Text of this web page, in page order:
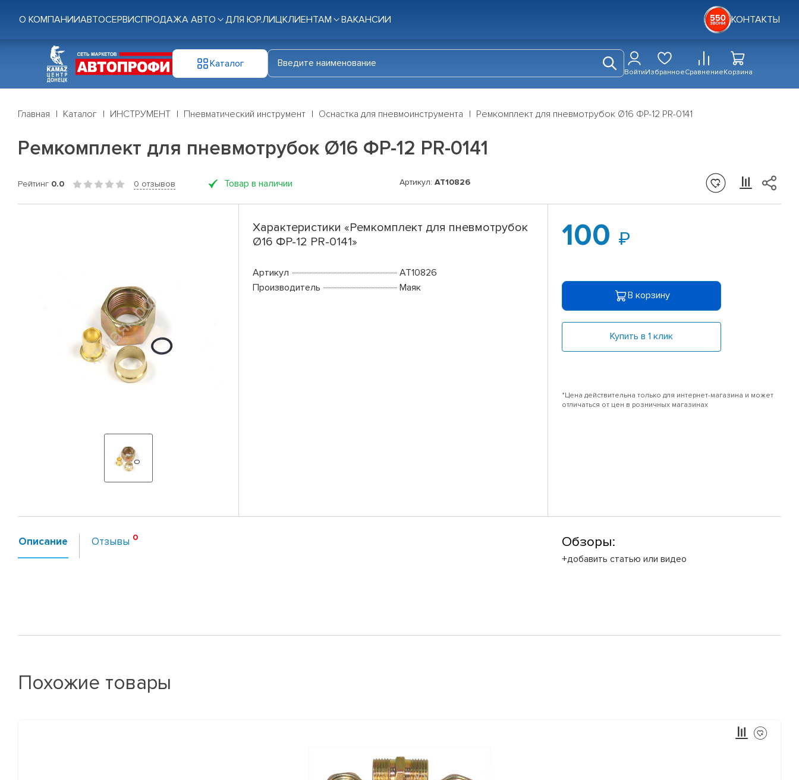
О КОМПАНИИАВТОСЕРВИСПРОДАЖА АВТО ДЛЯ ЮР.ЛИЦКЛИЕНТАМ ВАКАНСИИ КОНТАКТЫ
Каталог
ВойтиИзбранноеСравнениеКорзина
Главная Каталог ИНСТРУМЕНТ Пневматический инструмент Оснастка для пневмоинструмента Ремкомплект для пневмотрубок Ø16 ФР-12 PR-0141
Ремкомплект для пневмотрубок Ø16 ФР-12 PR-0141
Рейтинг 0.0 0 отзывов Товар в наличии Артикул: АТ10826
Характеристики «Ремкомплект для пневмотрубок
Ø16 ФР-12 PR-0141»
Артикул
АТ10826
Производитель
Маяк
100
В корзину
Купить в 1 клик
*Цена действительна только для интернет-магазина и может
отличаться от цен в розничных магазинах
Описание Отзывы Обзоры:
+добавить статью или видео
Похожие товары